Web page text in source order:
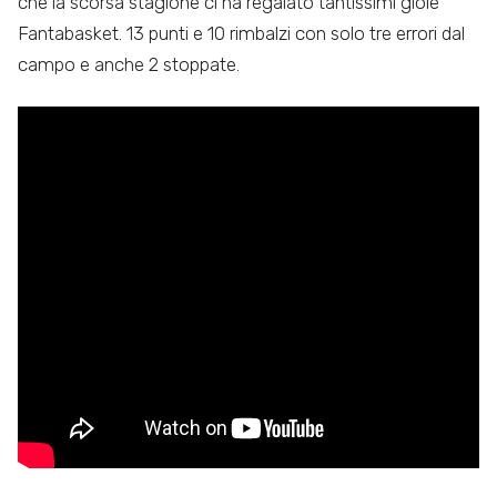
Fantabasket. 13 punti e 10 rimbalzi con solo tre errori dal
campo e anche 2 stoppate.